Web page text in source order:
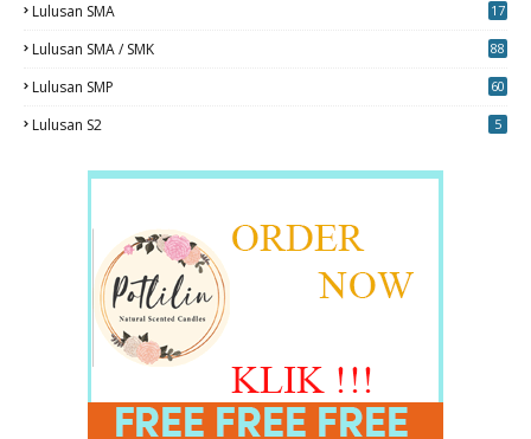
Lulusan SMA 17
Lulusan SMA / SMK
88
Lulusan SMP 60
Lulusan S2 5